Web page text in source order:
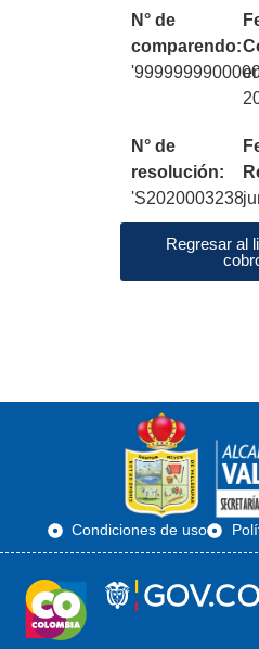
N° de
comparendo:
N° de
resolución:
'S2020003238
Regresar al
Condiciones de uso